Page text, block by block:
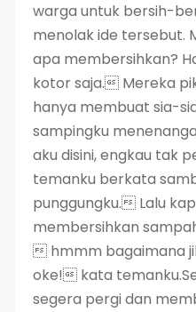
warga untuk bersih-
menolak ide tersebut.
apa membersihkan?
kotor saja. Mereka
hanya membuat sia-
sampingku
aku disini, engkau tak
temanku berkata
punggungku. Lalu
membersihkan
hmmm bagaimana
oke! kata
segera pergi dan